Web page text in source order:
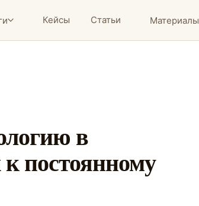
Кейсы Статьи Материалы
в
постоянному